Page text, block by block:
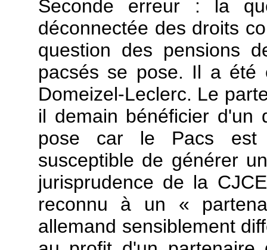
Seconde erreur : la
déconnectée des droits
question des pensions
pacsés se pose. Il a été
Domeizel-Leclerc. Le
il demain bénéficier d'un
pose car le Pacs est
susceptible de générer
jurisprudence de la
reconnu à un «
allemand sensiblement